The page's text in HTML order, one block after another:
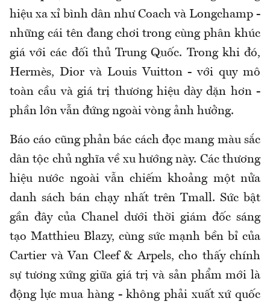
hiệu xa xỉ bình dân như Coach và Longchamp -
những cái tên đang chơi trong cùng phân khúc
giá với các đối thủ Trung Quốc. Trong khi đó,
Hermès, Dior và Louis Vuitton - với quy mô
toàn cầu và giá trị thương hiệu dày dặn hơn -
phần lớn vẫn đứng ngoài vòng ảnh hưởng.
Báo cáo cũng phản bác cách đọc mang màu sắc
dân tộc chủ nghĩa về xu hướng này. Các thương
hiệu nước ngoài vẫn chiếm khoảng một nửa
danh sách bán chạy nhất trên Tmall. Sức bật
gần đây của Chanel dưới thời giám đốc sáng
tạo Matthieu Blazy, cùng sức mạnh bền bỉ của
Cartier và Van Cleef & Arpels, cho thấy chính
sự tương xứng giữa giá trị và sản phẩm mới là
động lực mua hàng - không phải xuất xứ quốc